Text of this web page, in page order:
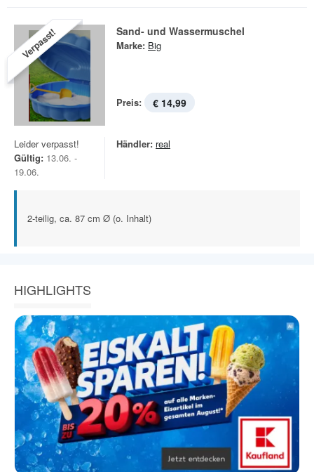
Verpasst! Sand- und Wassermuschel
Marke: Big
Preis: € 14,99
Leider verpasst!
Gültig: 13.06. -
19.06.
Händler: real
2-teilig, ca. 87 cm Ø (o. Inhalt)
HIGHLIGHTS